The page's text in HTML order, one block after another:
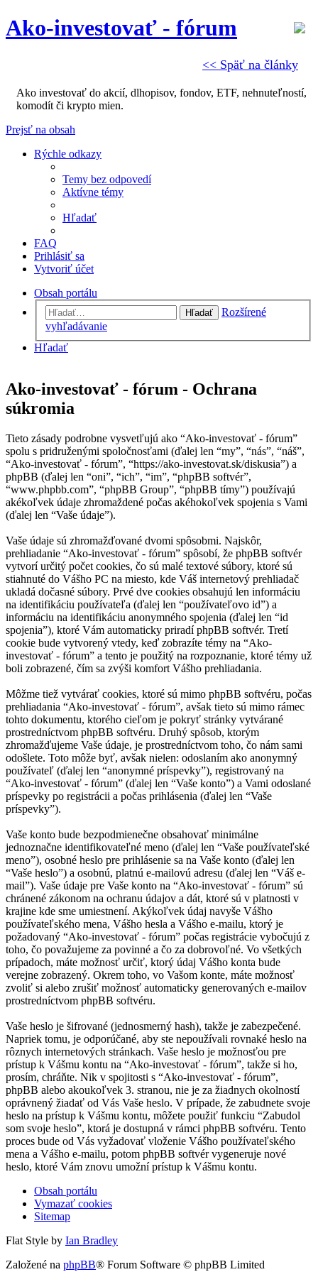
<< Späť na články
Ako-investovať - fórum
Ako investovať do akcií, dlhopisov, fondov, ETF, nehnuteľností,
komodít či krypto mien.
Prejsť na obsah
Rýchle odkazy
Temy bez odpovedí
Aktívne témy
Hľadať
FAQ
Prihlásiť sa
Vytvoriť účet
Obsah portálu
Hľadať
Rozšírené
vyhľadávanie
Hľadať
Ako-investovať - fórum - Ochrana
súkromia
Tieto zásady podrobne vysvetľujú ako “Ako-investovať - fórum”
spolu s pridruženými spoločnosťami (ďalej len “my”, “nás”, “náš”,
“Ako-investovať - fórum”, “https://ako-investovat.sk/diskusia”) a
phpBB (ďalej len “oni”, “ich”, “im”, “phpBB softvér”,
“www.phpbb.com”, “phpBB Group”, “phpBB tímy”) používajú
akékoľvek údaje zhromaždené počas akéhokoľvek spojenia s Vami
(ďalej len “Vaše údaje”).
Vaše údaje sú zhromažďované dvomi spôsobmi. Najskôr,
prehliadanie “Ako-investovať - fórum” spôsobí, že phpBB softvér
vytvorí určitý počet cookies, čo sú malé textové súbory, ktoré sú
stiahnuté do Vášho PC na miesto, kde Váš internetový prehliadač
ukladá dočasné súbory. Prvé dve cookies obsahujú len informáciu
na identifikáciu používateľa (ďalej len “používateľovo id”) a
informáciu na identifikáciu anonymného spojenia (ďalej len “id
spojenia”), ktoré Vám automaticky priradí phpBB softvér. Tretí
cookie bude vytvorený vtedy, keď zobrazíte témy na “Ako-
investovať - fórum” a tento je použitý na rozpoznanie, ktoré témy už
boli zobrazené, čím sa zvýši komfort Vášho prehliadania.
Môžme tiež vytvárať cookies, ktoré sú mimo phpBB softvéru, počas
prehliadania “Ako-investovať - fórum”, avšak tieto sú mimo rámec
tohto dokumentu, ktorého cieľom je pokryť stránky vytvárané
prostredníctvom phpBB softvéru. Druhý spôsob, ktorým
zhromažďujeme Vaše údaje, je prostredníctvom toho, čo nám sami
odošlete. Toto môže byť, avšak nielen: odoslaním ako anonymný
používateľ (ďalej len “anonymné príspevky”), registrovaný na
“Ako-investovať - fórum” (ďalej len “Vaše konto”) a Vami odoslané
príspevky po registrácii a počas prihlásenia (ďalej len “Vaše
príspevky”).
Vaše konto bude bezpodmienečne obsahovať minimálne
jednoznačne identifikovateľné meno (ďalej len “Vaše používateľské
meno”), osobné heslo pre prihlásenie sa na Vaše konto (ďalej len
“Vaše heslo”) a osobnú, platnú e-mailovú adresu (ďalej len “Váš e-
mail”). Vaše údaje pre Vaše konto na “Ako-investovať - fórum” sú
chránené zákonom na ochranu údajov a dát, ktoré sú v platnosti v
krajine kde sme umiestnení. Akýkoľvek údaj navyše Vášho
používateľského mena, Vášho hesla a Vášho e-mailu, ktorý je
požadovaný “Ako-investovať - fórum” počas registrácie vybočujú z
toho, čo považujeme za povinné a čo za dobrovoľné. Vo všetkých
prípadoch, máte možnosť určiť, ktorý údaj Vášho konta bude
verejne zobrazený. Okrem toho, vo Vašom konte, máte možnosť
zvoliť si alebo zrušiť možnosť automaticky generovaných e-mailov
prostredníctvom phpBB softvéru.
Vaše heslo je šifrované (jednosmerný hash), takže je zabezpečené.
Napriek tomu, je odporúčané, aby ste nepoužívali rovnaké heslo na
rôznych internetových stránkach. Vaše heslo je možnosťou pre
prístup k Vášmu kontu na “Ako-investovať - fórum”, takže si ho,
prosím, chráňte. Nik v spojitosti s “Ako-investovať - fórum”,
phpBB alebo akoukoľvek 3. stranou, nie je za žiadnych okolností
oprávnený žiadať od Vás Vaše heslo. V prípade, že zabudnete svoje
heslo na prístup k Vášmu kontu, môžete použiť funkciu “Zabudol
som svoje heslo”, ktorá je dostupná v rámci phpBB softvéru. Tento
proces bude od Vás vyžadovať vloženie Vášho používateľského
mena a Vášho e-mailu, potom phpBB softvér vygeneruje nové
heslo, ktoré Vám znovu umožní prístup k Vášmu kontu.
Obsah portálu
Vymazať cookies
Sitemap
Flat Style by Ian Bradley
Založené na phpBB® Forum Software © phpBB Limited